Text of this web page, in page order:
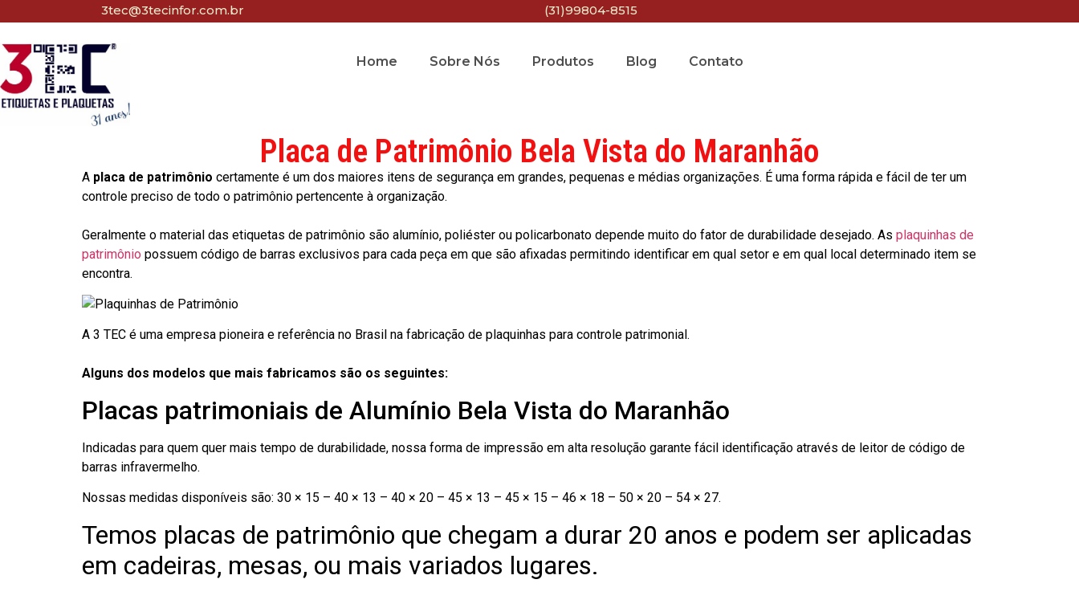
3tec@3tecinfor.com.br (31)99804-8515
Home Sobre Nós Produtos Blog Contato
Placa de Patrimônio Bela Vista do Maranhão
A placa de patrimônio certamente é um dos maiores itens de segurança em grandes, pequenas e médias organizações. É uma forma rápida e fácil de ter um
controle preciso de todo o patrimônio pertencente à organização.
Geralmente o material das etiquetas de patrimônio são alumínio, poliéster ou policarbonato depende muito do fator de durabilidade desejado. As plaquinhas de
patrimônio possuem código de barras exclusivos para cada peça em que são afixadas permitindo identificar em qual setor e em qual local determinado item se
encontra.
A 3 TEC é uma empresa pioneira e referência no Brasil na fabricação de plaquinhas para controle patrimonial.
Alguns dos modelos que mais fabricamos são os seguintes:
Placas patrimoniais de Alumínio Bela Vista do Maranhão
Indicadas para quem quer mais tempo de durabilidade, nossa forma de impressão em alta resolução garante fácil identificação através de leitor de código de
barras infravermelho.
Nossas medidas disponíveis são: 30 × 15 – 40 × 13 – 40 × 20 – 45 × 13 – 45 × 15 – 46 × 18 – 50 × 20 – 54 × 27.
Temos placas de patrimônio que chegam a durar 20 anos e podem ser aplicadas
em cadeiras, mesas, ou mais variados lugares.